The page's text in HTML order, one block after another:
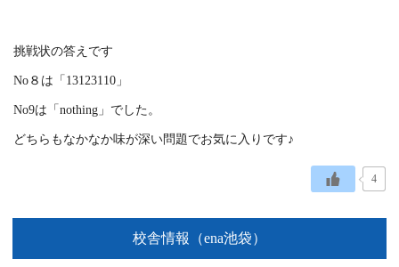
挑戦状の答えです
No８は「13123110」
No9は「nothing」でした。
どちらもなかなか味が深い問題でお気に入りです♪
4
校舎情報（ena池袋）